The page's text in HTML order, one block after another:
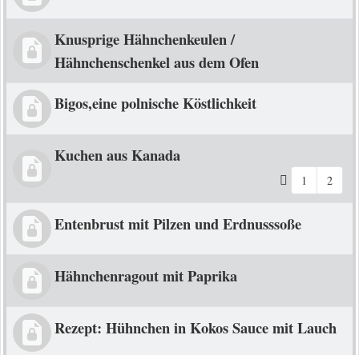
Knusprige Hähnchenkeulen /
Hähnchenschenkel aus dem Ofen
Bigos,eine polnische Köstlichkeit
Kuchen aus Kanada
1 2
Entenbrust mit Pilzen und Erdnusssoße
Hähnchenragout mit Paprika
Rezept: Hühnchen in Kokos Sauce mit Lauch